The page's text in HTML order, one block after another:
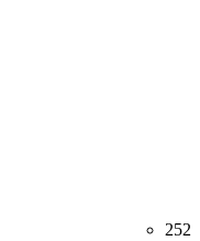
252